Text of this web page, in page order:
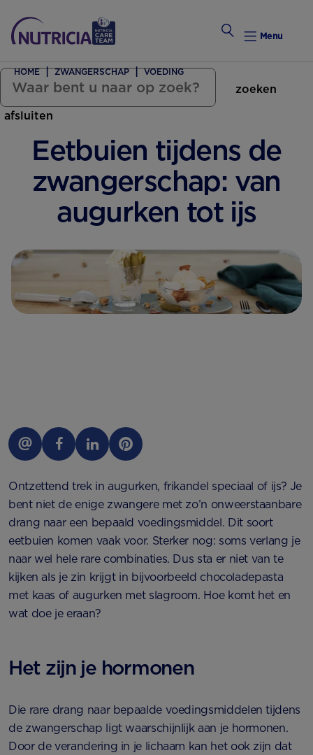
Zwanger Worden
Menu
zoeken
afsluiten
Eetbuien tijdens de
zwangerschap: van
augurken tot ijs
HOME ZWANGERSCHAP VOEDING
Ontzettend trek in augurken, frikandel speciaal of ijs? Je
bent niet de enige zwangere met zo’n onweerstaanbare
drang naar een bepaald voedingsmiddel. Dit soort
eetbuien komen vaak voor. Sterker nog: soms verlang je
naar wel hele rare combinaties. Dus sta er niet van te
kijken als je zin krijgt in bijvoorbeeld chocoladepasta
met kaas of augurken met slagroom. Hoe komt het en
wat doe je eraan?
Het zijn je hormonen
Die rare drang naar bepaalde voedingsmiddelen tijdens
de zwangerschap ligt waarschijnlijk aan je hormonen.
Door de verandering in je lichaam kan het ook zijn dat